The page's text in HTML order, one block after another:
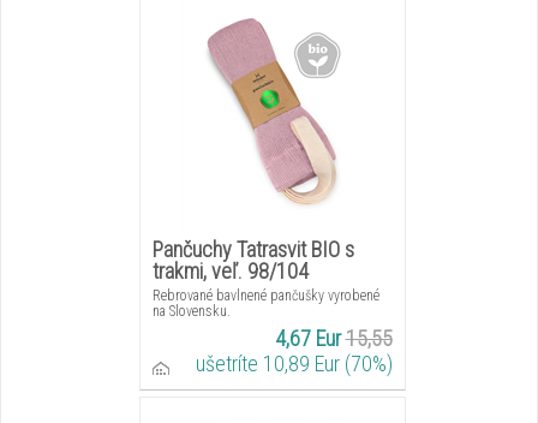
Pančuchy Tatrasvit BIO s
trakmi, veľ. 98/104
Rebrované bavlnené pančušky vyrobené
na Slovensku.
4,67 Eur15,55
ušetríte 10,89 Eur (70%)